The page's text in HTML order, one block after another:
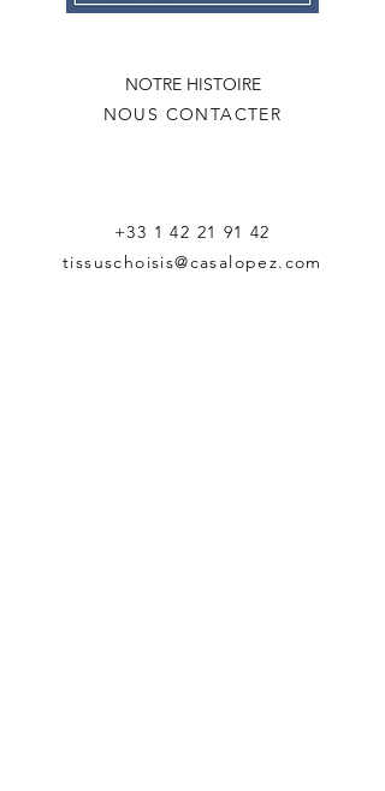
NOTRE HISTOIRE
NOUS CONTACTER
+33 1 42 21 91 42
tissuschoisis@casalopez.com